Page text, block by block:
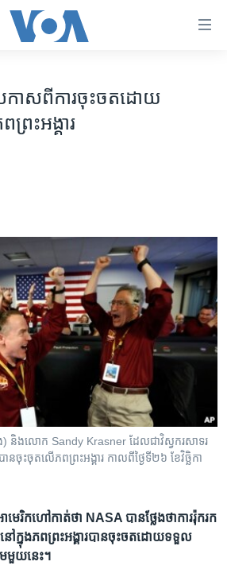
រកាស​ពី​ការចុះចត​ដោយ​
ះអង្គារ
) និង​លោក Sandy Krasner ដែល​ជា​វិស្វករ​សាទរ​
ចុះ​ចុត​លើ​ភព​ព្រះ​អង្គារ កាលពី​ថ្ងៃទី២៦ ខែវិច្ឆិកា
មេរិក​ហៅកាត់​ថា NASA បាន​ថ្លែង​ថា​ការរ៉ុករក​
ៅក្នុង​ភពព្រះអង្គារ​បាន​ចុះចត​ដោយ​ទទួល​
មួយ​នេះ។